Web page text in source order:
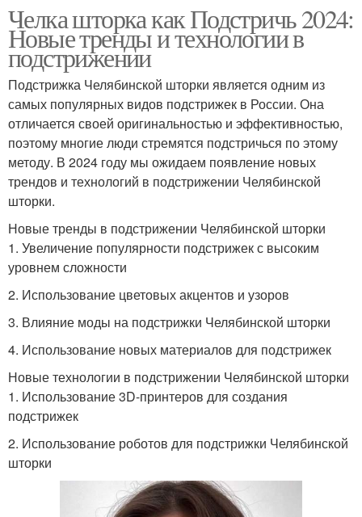
Челка шторка как Подстричь 2024:
Новые тренды и технологии в
подстрижении
Подстрижка Челябинской шторки является одним из
самых популярных видов подстрижек в России. Она
отличается своей оригинальностью и эффективностью,
поэтому многие люди стремятся подстричься по этому
методу. В 2024 году мы ожидаем появление новых
трендов и технологий в подстрижении Челябинской
шторки.
Новые тренды в подстрижении Челябинской шторки
1. Увеличение популярности подстрижек с высоким
уровнем сложности
2. Использование цветовых акцентов и узоров
3. Влияние моды на подстрижки Челябинской шторки
4. Использование новых материалов для подстрижек
Новые технологии в подстрижении Челябинской шторки
1. Использование 3D-принтеров для создания
подстрижек
2. Использование роботов для подстрижки Челябинской
шторки